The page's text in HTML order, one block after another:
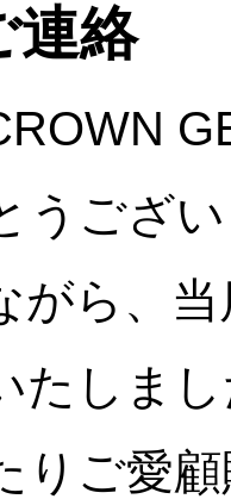
連絡
うござ
がら、
たしま
りご愛